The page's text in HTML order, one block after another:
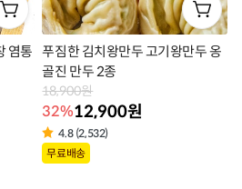
염통
푸짐한 김치왕만두 고기왕만두 옹
골진 만두 2종
18,900원
32%12,900원
4.8 (2,532)
상
무료배송